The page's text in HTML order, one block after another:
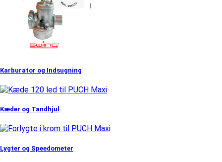
Karburator og Indsugning
Kæder og Tandhjul
Lygter og Speedometer